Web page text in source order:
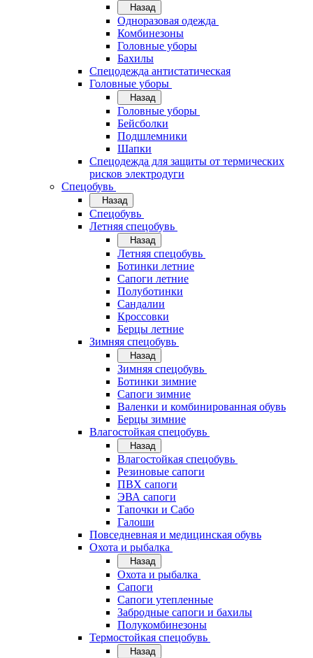
Назад
Одноразовая одежда
Комбинезоны
Головные уборы
Бахилы
Спецодежда антистатическая
Головные уборы
Назад
Головные уборы
Бейсболки
Подшлемники
Шапки
Спецодежда для защиты от термических
рисков электродуги
Спецобувь
Назад
Спецобувь
Летняя спецобувь
Назад
Летняя спецобувь
Ботинки летние
Сапоги летние
Полуботинки
Сандалии
Кроссовки
Берцы летние
Зимняя спецобувь
Назад
Зимняя спецобувь
Ботинки зимние
Сапоги зимние
Валенки и комбинированная обувь
Берцы зимние
Влагостойкая спецобувь
Назад
Влагостойкая спецобувь
Резиновые сапоги
ПВХ сапоги
ЭВА сапоги
Тапочки и Сабо
Галоши
Повседневная и медицинская обувь
Охота и рыбалка
Назад
Охота и рыбалка
Сапоги
Сапоги утепленные
Забродные сапоги и бахилы
Полукомбинезоны
Термостойкая спецобувь
Назад